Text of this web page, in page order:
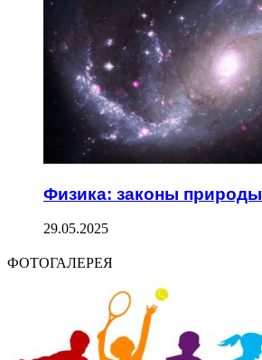
Физика: законы природы
29.05.2025
ФОТОГАЛЕРЕЯ